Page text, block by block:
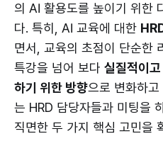
의 AI 활용도를 높이기 위한
다. 특히, AI 교육에 대한
면서, 교육의 초점이 단순한
특강을 넘어 보다 실질적이
하기 위한 방향으로 변화하
는 HRD 담당자들과 미팅을
직면한 두 가지 핵심 고민을